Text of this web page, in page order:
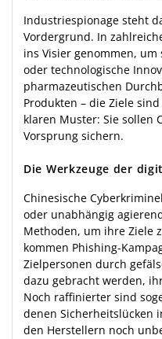
Industriespionage steht
Vordergrund. In
ins Visier genommen,
oder technologische
pharmazeutischen
Produkten – die Ziele
klaren Muster: Sie sollen
Vorsprung sichern.
Die Werkzeuge der
Chinesische
oder unabhängig
Methoden, um ihre Ziele
kommen Phishing-
Zielpersonen durch
dazu gebracht werden,
Noch raffinierter sind
denen Sicherheitslücken
den Herstellern noch